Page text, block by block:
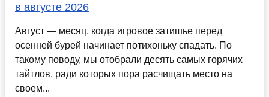
в августе 2026
Август — месяц, когда игровое затишье перед
осенней бурей начинает потихоньку спадать. По
такому поводу, мы отобрали десять самых горячих
тайтлов, ради которых пора расчищать место на
своем...